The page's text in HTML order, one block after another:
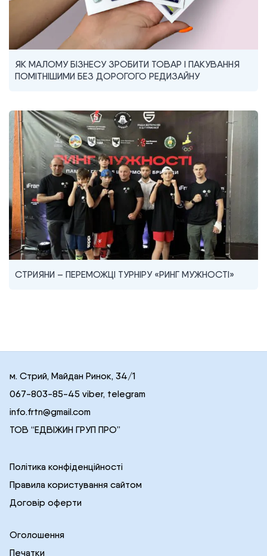
ЯК МАЛОМУ БІЗНЕСУ ЗРОБИТИ ТОВАР І ПАКУВАННЯ
ПОМІТНІШИМИ БЕЗ ДОРОГОГО РЕДИЗАЙНУ
СТРИЯНИ – ПЕРЕМОЖЦІ ТУРНІРУ «РИНГ МУЖНОСТІ»
м. Стрий, Майдан Ринок, 34/1
067-803-85-45 viber, telegram
info.frtn@gmail.com
ТОВ “ЕДВІЖИН ГРУП ПРО”
Політика конфіденційності
Правила користування сайтом
Договір оферти
Оголошення
Печатки